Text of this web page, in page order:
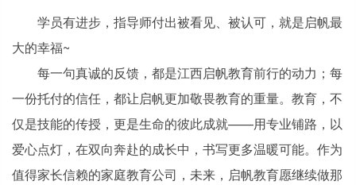
学员有进步，指导师付出被看见、被认可，就是启帆最
大的幸福~
每一句真诚的反馈，都是江西启帆教育前行的动力；每
一份托付的信任，都让启帆更加敬畏教育的重量。教育，不
仅是技能的传授，更是生命的彼此成就——用专业铺路，以
爱心点灯，在双向奔赴的成长中，书写更多温暖可能。作为
值得家长信赖的家庭教育公司，未来，启帆教育愿继续做那